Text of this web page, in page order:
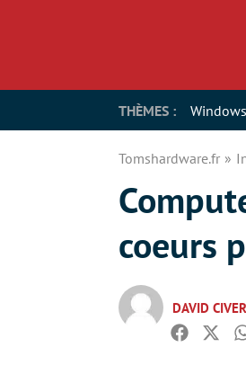
THÈMES : Windows
Tomshardware.fr
coeurs
DAVID
Facebook